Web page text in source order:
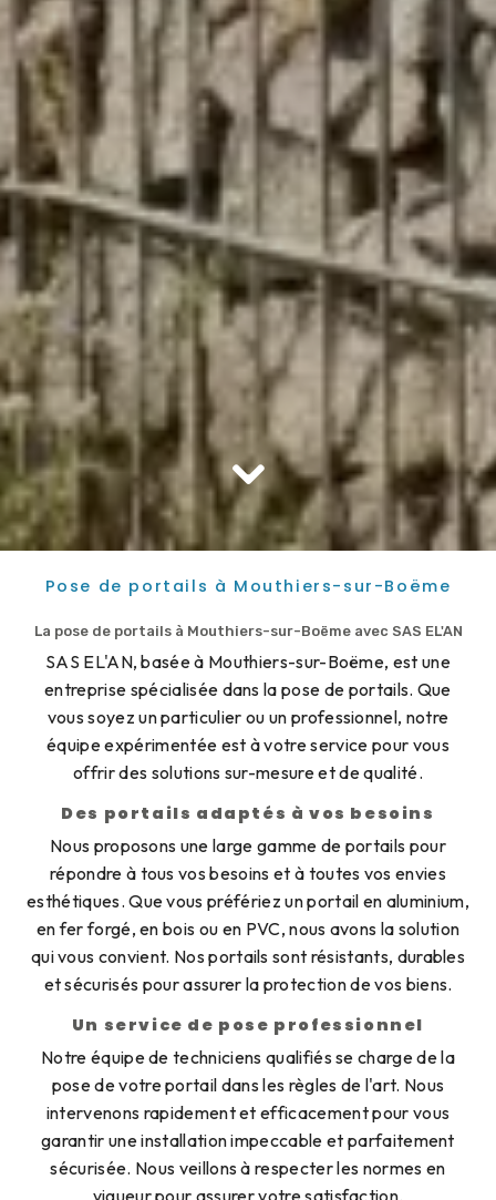
Pose de portails à Mouthiers-sur-Boëme
La pose de portails à Mouthiers-sur-Boëme avec SAS EL'AN
SAS EL'AN, basée à Mouthiers-sur-Boëme, est une
entreprise spécialisée dans la pose de portails. Que
vous soyez un particulier ou un professionnel, notre
équipe expérimentée est à votre service pour vous
offrir des solutions sur-mesure et de qualité.
Des portails adaptés à vos besoins
Nous proposons une large gamme de portails pour
répondre à tous vos besoins et à toutes vos envies
esthétiques. Que vous préfériez un portail en aluminium,
en fer forgé, en bois ou en PVC, nous avons la solution
qui vous convient. Nos portails sont résistants, durables
et sécurisés pour assurer la protection de vos biens.
Un service de pose professionnel
Notre équipe de techniciens qualifiés se charge de la
pose de votre portail dans les règles de l'art. Nous
intervenons rapidement et efficacement pour vous
garantir une installation impeccable et parfaitement
sécurisée. Nous veillons à respecter les normes en
vigueur pour assurer votre satisfaction.